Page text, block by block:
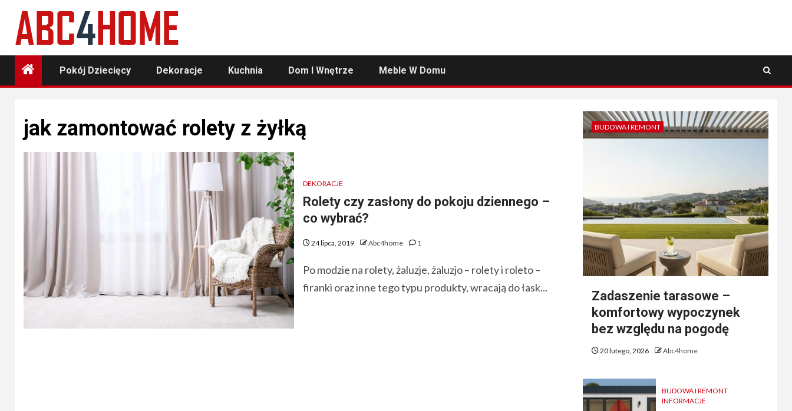
content
Pokój Dziecięcy Dekoracje Kuchnia Dom I Wnętrze Meble W Domu
jak zamontować rolety z żyłką
DEKORACJE
Rolety czy zasłony do pokoju dziennego –
co wybrać?
24 lipca, 2019 Abc4home 1
Po modzie na rolety, żaluzje, żaluzjo – rolety i roleto –
firanki oraz inne tego typu produkty, wracają do łask...
BUDOWA I REMONT
Zadaszenie tarasowe –
komfortowy wypoczynek
bez względu na pogodę
20 lutego, 2026 Abc4home
BUDOWA I REMONT
INFORMACJE